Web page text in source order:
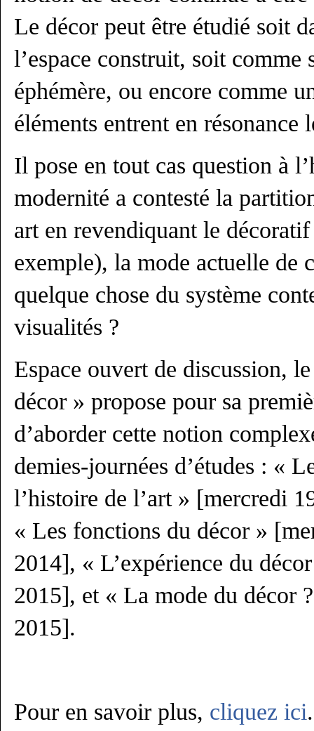
Le décor peut être étudié soit
l’espace construit, soit
éphémère, ou encore comme
éléments entrent en résonance
Il pose en tout cas question à
modernité a contesté la
art en revendiquant le
exemple), la mode actuelle de
quelque chose du système
visualités ?
Espace ouvert de discussion,
décor » propose pour sa
d’aborder cette notion
demies-journées d’études : «
l’histoire de l’art » [mercredi
« Les fonctions du décor »
2014], « L’expérience du
2015], et « La mode du décor
2015].
Pour en savoir plus, cliquez ici.